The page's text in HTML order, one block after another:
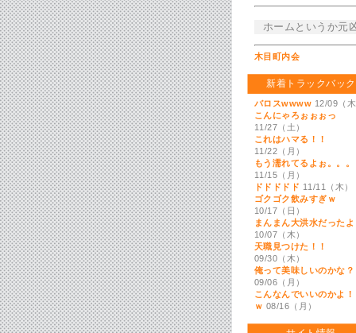
ホームというか元
木目町内会
新着トラックバック
バロスwwww 12/09（木
こんにゃろぉぉぉっ
11/27（土）
これはハマる！！
11/22（月）
もう濡れてるよぉ。。。
11/15（月）
ドドドドド 11/11（木）
ゴクゴク飲みすぎｗ
10/17（日）
まんまん大洪水だったよ
10/07（木）
天職見つけた！！
09/30（木）
俺って美味しいのかな？
09/06（月）
こんなんでいいのかよ！
ｗ 08/16（月）